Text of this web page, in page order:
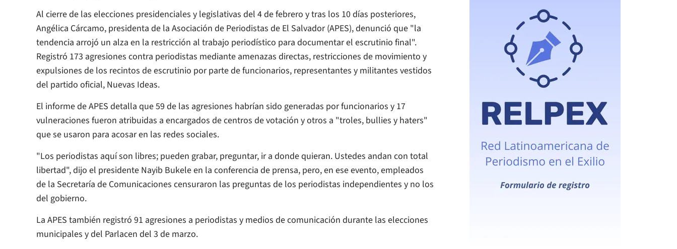
Al cierre de las elecciones presidenciales y legislativas del 4 de febrero y tras los 10 días posteriores,
Angélica Cárcamo, presidenta de la Asociación de Periodistas de El Salvador (APES), denunció que "la
tendencia arrojó un alza en la restricción al trabajo periodístico para documentar el escrutinio final".
Registró 173 agresiones contra periodistas mediante amenazas directas, restricciones de movimiento y
expulsiones de los recintos de escrutinio por parte de funcionarios, representantes y militantes vestidos
del partido oficial, Nuevas Ideas.
El informe de APES detalla que 59 de las agresiones habrían sido generadas por funcionarios y 17
vulneraciones fueron atribuidas a encargados de centros de votación y otros a "troles, bullies y haters"
que se usaron para acosar en las redes sociales.
"Los periodistas aquí son libres; pueden grabar, preguntar, ir a donde quieran. Ustedes andan con total
libertad", dijo el presidente Nayib Bukele en la conferencia de prensa, pero, en ese evento, empleados
de la Secretaría de Comunicaciones censuraron las preguntas de los periodistas independientes y no los
del gobierno.
La APES también registró 91 agresiones a periodistas y medios de comunicación durante las elecciones
municipales y del Parlacen del 3 de marzo.